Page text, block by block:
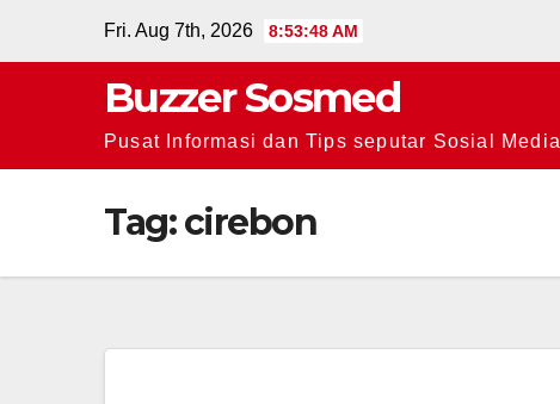
Fri. Aug 7th, 2026 8:53:48 AM
Buzzer Sosmed
Pusat Informasi dan Tips seputar Sosial Media
Tag:cirebon